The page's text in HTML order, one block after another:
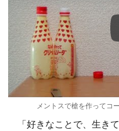
メントスで槍を作って
「好きなことで、生き